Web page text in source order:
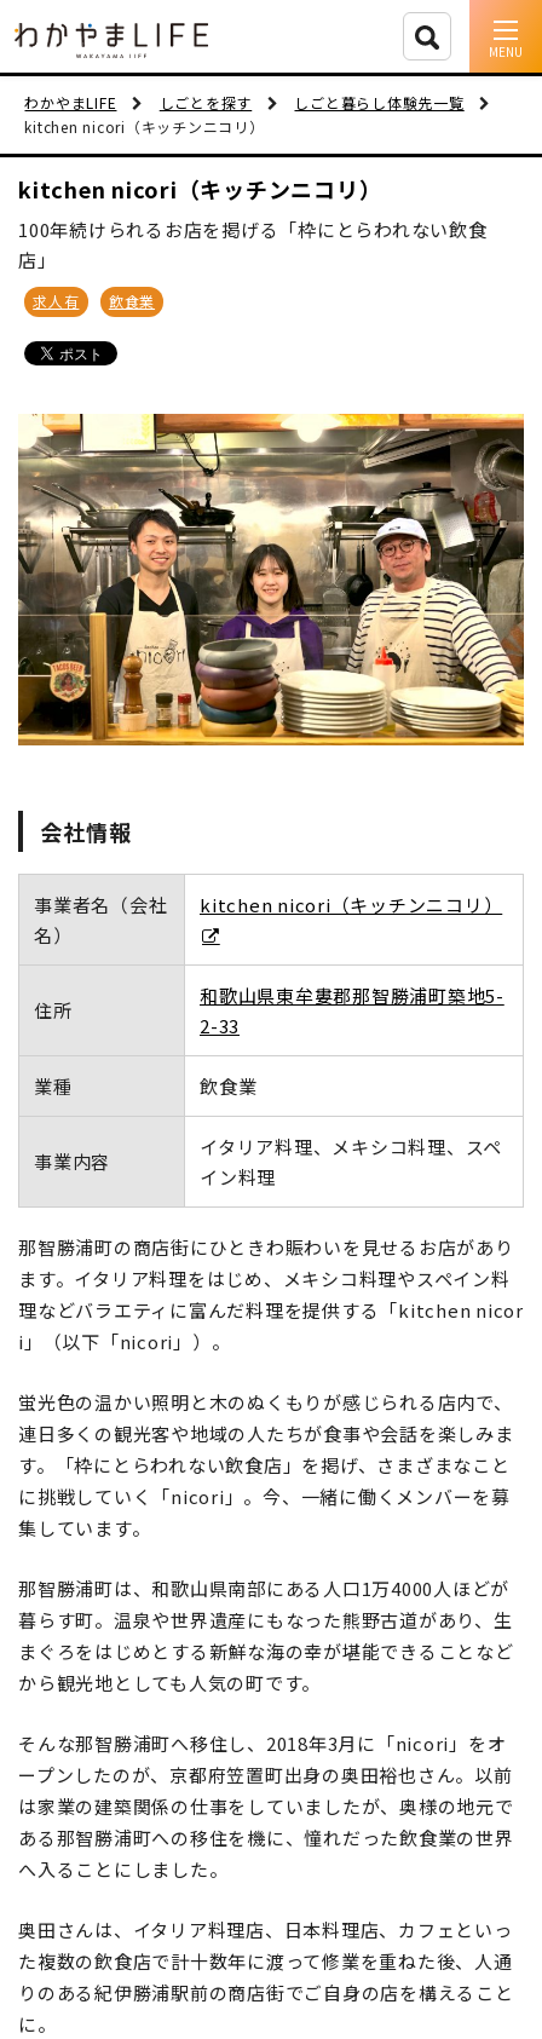
イベント情報
移住支援
人に会う
移住者インタビュー
動画
地域おこし協力隊
わかやまLIFE しごとを探す
しごと暮らし体験先一覧
kitchen nicori（キッチンニコリ）
kitchen nicori（キッチンニコリ）
100年続けられるお店を掲げる「枠にとらわれない飲食
店」
求人有 飲食業
会社情報
事業者名（会社
名）
kitchen nicori（キッチンニコリ）
住所
和歌山県東牟婁郡那智勝浦町築地5-
2-33
業種 飲食業
事業内容
イタリア料理、メキシコ料理、スペ
イン料理
那智勝浦町の商店街にひときわ賑わいを見せるお店があり
ます。イタリア料理をはじめ、メキシコ料理やスペイン料
理などバラエティに富んだ料理を提供する「kitchen nicor
i」（以下「nicori」）。
蛍光色の温かい照明と木のぬくもりが感じられる店内で、
連日多くの観光客や地域の人たちが食事や会話を楽しみま
す。「枠にとらわれない飲食店」を掲げ、さまざまなこと
に挑戦していく「nicori」。今、一緒に働くメンバーを募
集しています。
那智勝浦町は、和歌山県南部にある人口1万4000人ほどが
暮らす町。温泉や世界遺産にもなった熊野古道があり、生
まぐろをはじめとする新鮮な海の幸が堪能できることなど
から観光地としても人気の町です。
そんな那智勝浦町へ移住し、2018年3月に「nicori」をオ
ープンしたのが、京都府笠置町出身の奥田裕也さん。以前
は家業の建築関係の仕事をしていましたが、奥様の地元で
ある那智勝浦町への移住を機に、憧れだった飲食業の世界
へ入ることにしました。
奥田さんは、イタリア料理店、日本料理店、カフェといっ
た複数の飲食店で計十数年に渡って修業を重ねた後、人通
りのある紀伊勝浦駅前の商店街でご自身の店を構えること
に。